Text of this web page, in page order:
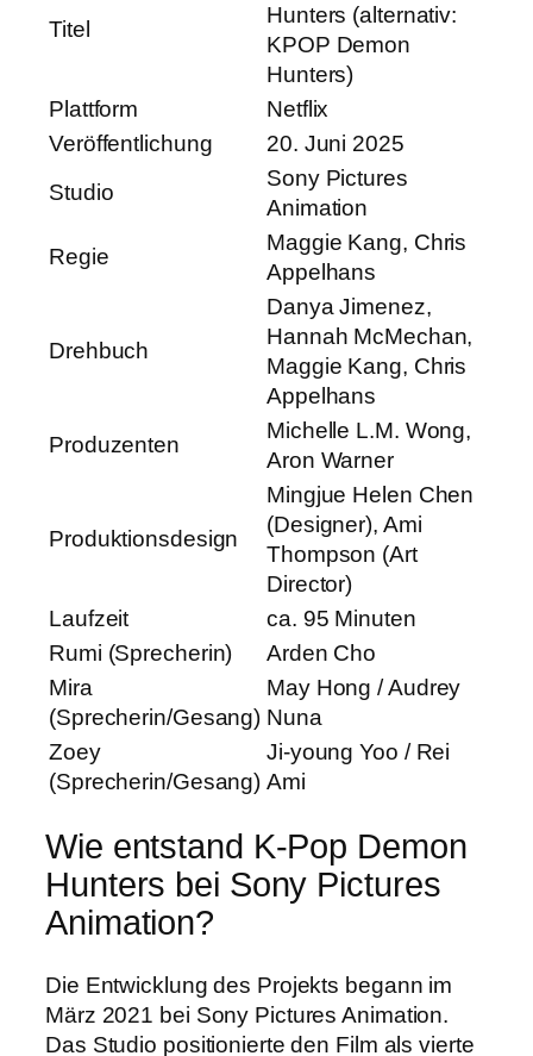
Titel
Hunters (alternativ:
KPOP Demon
Hunters)
Plattform
Netflix
Veröffentlichung
20. Juni 2025
Studio
Sony Pictures
Animation
Regie
Maggie Kang, Chris
Appelhans
Drehbuch
Danya Jimenez,
Hannah McMechan,
Maggie Kang, Chris
Appelhans
Produzenten
Michelle L.M. Wong,
Aron Warner
Produktionsdesign
Mingjue Helen Chen
(Designer), Ami
Thompson (Art
Director)
Laufzeit
ca. 95 Minuten
Rumi (Sprecherin)
Arden Cho
Mira
(Sprecherin/Gesang)
May Hong / Audrey
Nuna
Zoey
(Sprecherin/Gesang)
Ji-young Yoo / Rei
Ami
Wie entstand K-Pop Demon
Hunters bei Sony Pictures
Animation?
Die Entwicklung des Projekts begann im
März 2021 bei Sony Pictures Animation.
Das Studio positionierte den Film als vierte